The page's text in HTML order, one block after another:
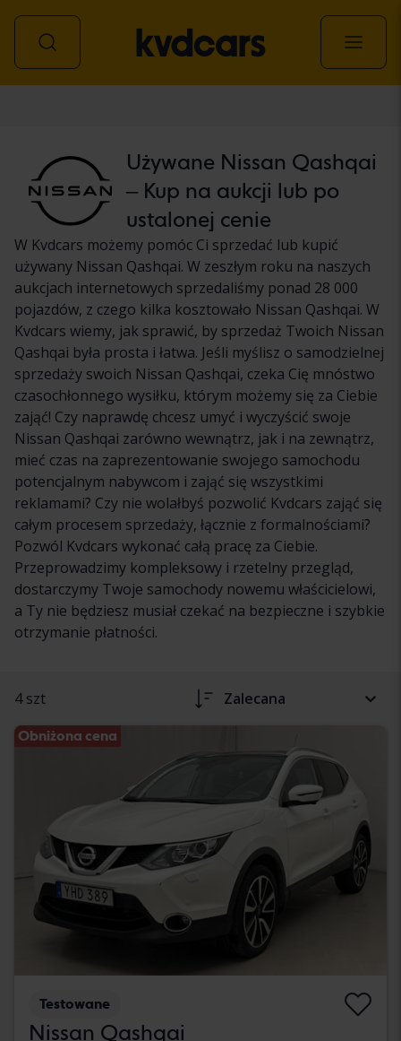
Używane Nissan Qashqai
– Kup na aukcji lub po
ustalonej cenie
W Kvdcars możemy pomóc Ci sprzedać lub kupić
używany Nissan Qashqai. W zeszłym roku na naszych
aukcjach internetowych sprzedaliśmy ponad 28 000
pojazdów, z czego kilka kosztowało Nissan Qashqai. W
Kvdcars wiemy, jak sprawić, by sprzedaż Twoich Nissan
Qashqai była prosta i łatwa. Jeśli myślisz o samodzielnej
sprzedaży swoich Nissan Qashqai, czeka Cię mnóstwo
czasochłonnego wysiłku, którym możemy się za Ciebie
zająć! Czy naprawdę chcesz umyć i wyczyścić swoje
Nissan Qashqai zarówno wewnątrz, jak i na zewnątrz,
mieć czas na zaprezentowanie swojego samochodu
potencjalnym nabywcom i zająć się wszystkimi
reklamami? Czy nie wolałbyś pozwolić Kvdcars zająć się
całym procesem sprzedaży, łącznie z formalnościami?
Pozwól Kvdcars wykonać całą pracę za Ciebie.
Przeprowadzimy kompleksowy i rzetelny przegląd,
dostarczymy Twoje samochody nowemu właścicielowi,
a Ty nie będziesz musiał czekać na bezpieczne i szybkie
otrzymanie płatności.
4 szt Zalecana
Obniżona cena
Testowane
Nissan Qashqai